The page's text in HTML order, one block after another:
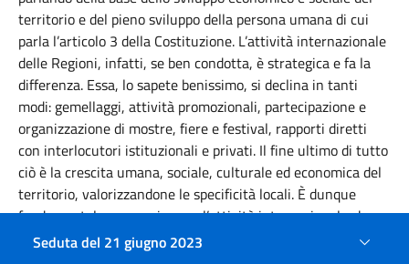
territorio e del pieno sviluppo della persona umana di cui
parla l’articolo 3 della Costituzione. L’attività internazionale
delle Regioni, infatti, se ben condotta, è strategica e fa la
differenza. Essa, lo sapete benissimo, si declina in tanti
modi: gemellaggi, attività promozionali, partecipazione e
organizzazione di mostre, fiere e festival, rapporti diretti
con interlocutori istituzionali e privati. Il fine ultimo di tutto
ciò è la crescita umana, sociale, culturale ed economica del
territorio, valorizzandone le specificità locali. È dunque
fondamentale proseguire con l’attività internazionale che
già svolgete in ambito europeo, ad esempio, nel Comitato
Seduta del 21 giugno 2023